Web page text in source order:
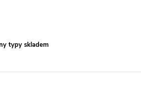
typy skladem